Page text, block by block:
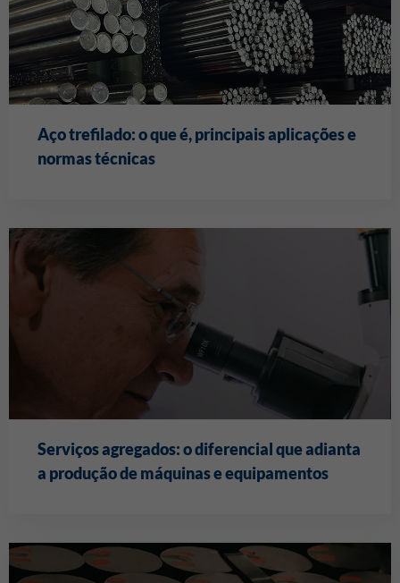
Aço trefilado: o que é, principais aplicações e
normas técnicas
Serviços agregados: o diferencial que adianta
a produção de máquinas e equipamentos